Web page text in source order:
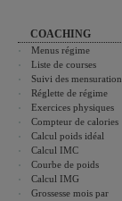
COACHING
Menus régime
Liste de courses
Suivi des
Réglette de régime
Exercices physiques
Compteur de calories
Calcul poids idéal
Calcul IMC
Courbe de poids
Calcul IMG
Grossesse mois par